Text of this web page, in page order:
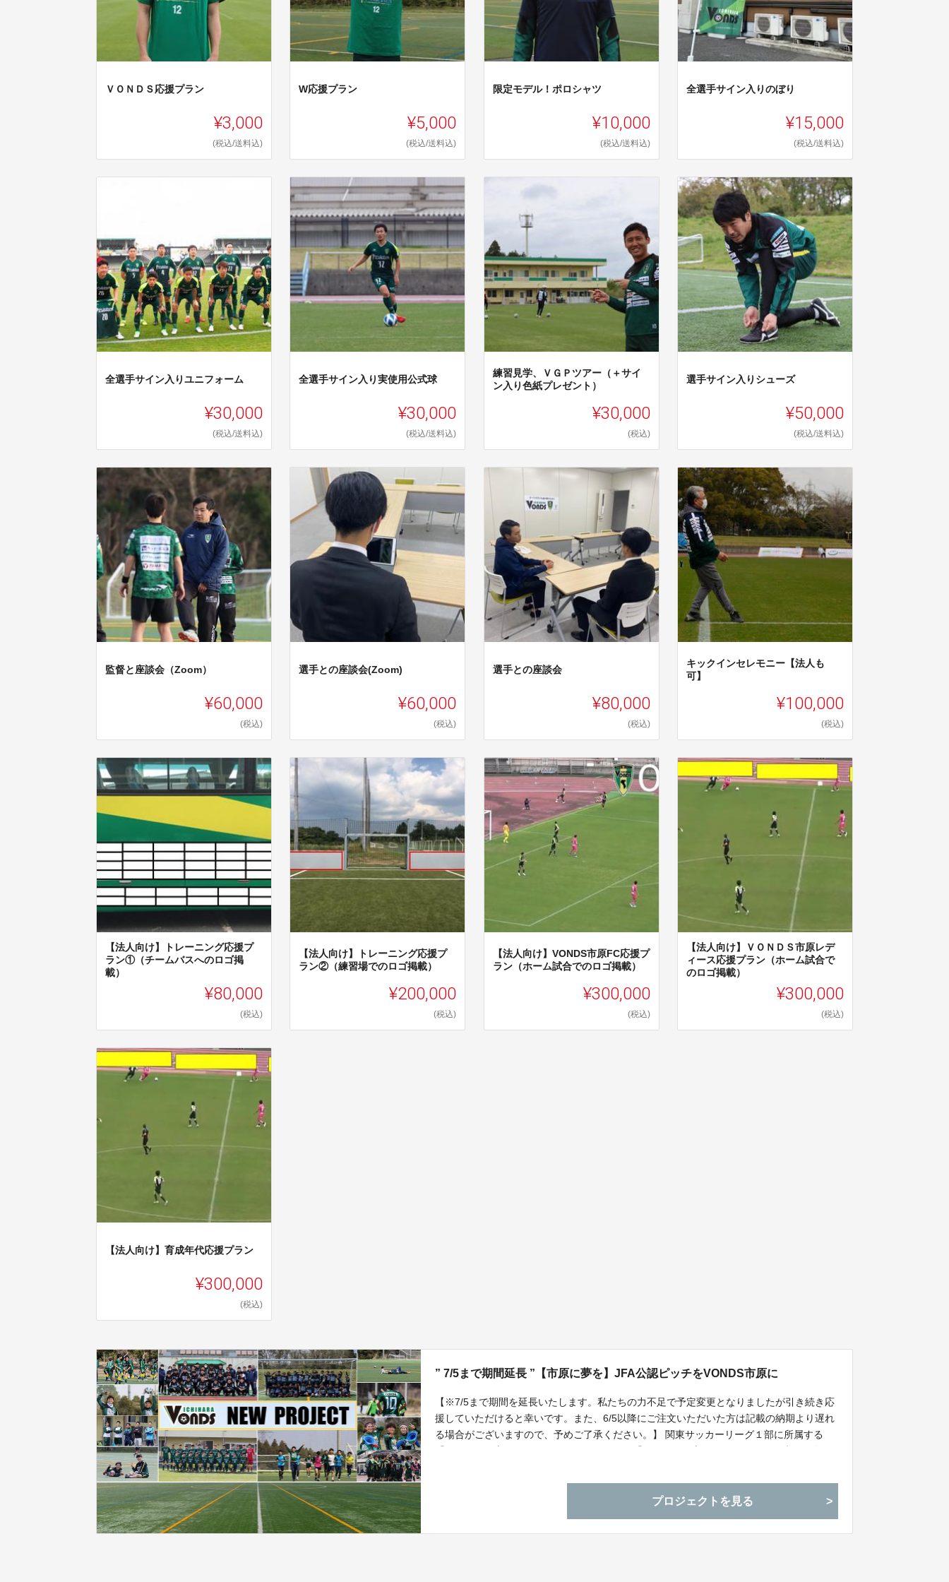
ＶＯＮＤＳ応援プラン
¥3,000
(税込/送料込)
W応援プラン
¥5,000
(税込/送料込)
限定モデル！ポロシャツ
¥10,000
(税込/送料込)
全選手サイン入りのぼり
¥15,000
(税込/送料込)
全選手サイン入りユニフォーム
¥30,000
(税込/送料込)
全選手サイン入り実使用公式球
¥30,000
(税込/送料込)
練習見学、ＶＧＰツアー（＋サイ
ン入り色紙プレゼント）
¥30,000
(税込)
選手サイン入りシューズ
¥50,000
(税込/送料込)
監督と座談会（Zoom）
¥60,000
(税込)
選手との座談会(Zoom)
¥60,000
(税込)
選手との座談会
¥80,000
(税込)
キックインセレモニー【法人も
可】
¥100,000
(税込)
【法人向け】トレーニング応援プ
ラン①（チームバスへのロゴ掲
載）
¥80,000
(税込)
【法人向け】トレーニング応援プ
ラン②（練習場でのロゴ掲載）
¥200,000
(税込)
【法人向け】VONDS市原FC応援プ
ラン（ホーム試合でのロゴ掲載）
¥300,000
(税込)
【法人向け】ＶＯＮＤＳ市原レデ
ィース応援プラン（ホーム試合で
のロゴ掲載）
¥300,000
(税込)
【法人向け】育成年代応援プラン
¥300,000
(税込)
” 7/5まで期間延長 ”【市原に夢を】JFA公認ピッチをVONDS市原に
【※7/5まで期間を延長いたします。私たちの力不足で予定変更となりましたが引き続き応
援していただけると幸いです。また、6/5以降にご注文いただいた方は記載の納期より遅れ
る場合がございますので、予めご了承ください。】 関東サッカーリーグ１部に所属する
しかし、着工には多額な費用が必要、、、皆さまの力をお貸しください！
プロジェクトを見る